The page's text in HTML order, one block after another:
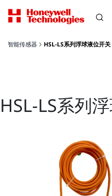
智能传感器 HSL-LS系列浮球液位开关
HSL-LS系列